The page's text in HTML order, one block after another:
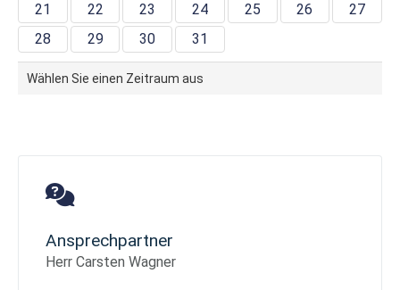
21
22 23 24 25 26
27
28
29 30 31
Wählen Sie einen Zeitraum aus
Ansprechpartner
Herr Carsten Wagner